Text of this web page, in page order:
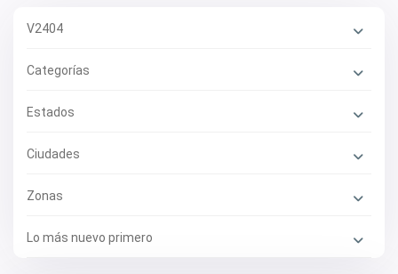
V2404
Categorías
Estados
Ciudades
Zonas
Lo más nuevo primero